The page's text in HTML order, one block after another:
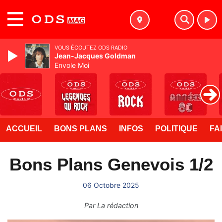
ACCUEIL BONS PLANS INFOS POLITIQUE
Bons Plans Genevois 1/2
06 Octobre 2025
ParLa rédaction
VOUS ÉCOUTEZ ODS RADIO
Jean-Jacques Goldman
Envole Moi